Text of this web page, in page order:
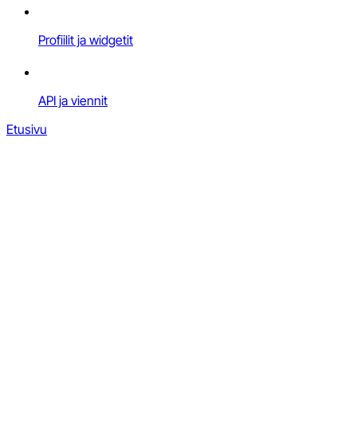
Profiilit ja widgetit
API ja viennit
Etusivu